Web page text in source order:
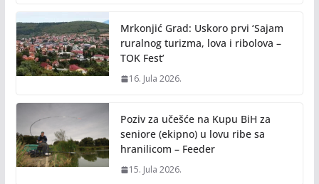
Mrkonjić Grad: Uskoro prvi ‘Sajam
ruralnog turizma, lova i ribolova –
TOK Fest’
16. Jula 2026.
Poziv za učešće na Kupu BiH za
seniore (ekipno) u lovu ribe sa
hranilicom – Feeder
15. Jula 2026.